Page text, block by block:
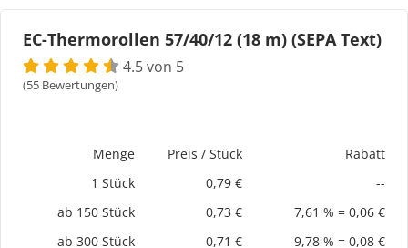
EC-Thermorollen 57/40/12 (18 m) (SEPA Text)
4.5 von 5
(55 Bewertungen)
Menge Preis / Stück
Rabatt
1 Stück
0,79 €
--
ab 150 Stück
0,73 €
7,61 % = 0,06 €
ab 300 Stück
0,71 €
9,78 % = 0,08 €
Etikettenspender
Etiketten auf Rolle
Thermotransferetiketten